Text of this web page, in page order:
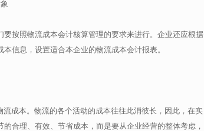
按照物流成本会计核算管理的要求来进行。企业还应根据
信息，设置适合本企业的物流成本会计报表。
成本。物流的各个活动的成本往往此消彼长，因此，在实
合理、有效、节省成本，而是要从企业经营的整体考虑，